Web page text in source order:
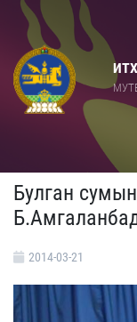
Булган
2014-03-21